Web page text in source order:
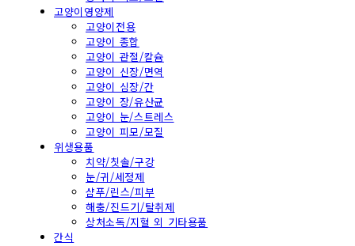
고양이영양제
고양이전용
고양이 종합
고양이 관절/칼슘
고양이 신장/면역
고양이 심장/간
고양이 장/유산균
고양이 눈/스트레스
고양이 피모/모질
위생용품
치약/칫솔/구강
눈/귀/세정제
샴푸/린스/피부
해충/진드기/탈취제
상처소독/지혈 외 기타용품
간식